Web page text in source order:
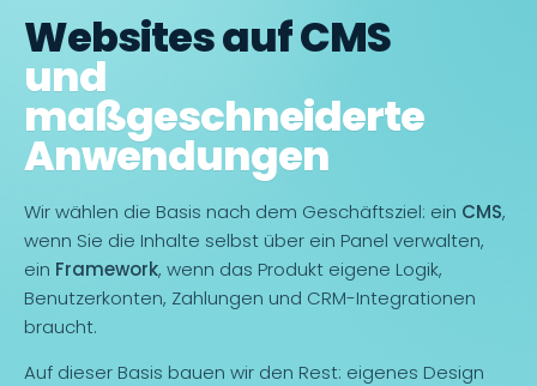
Websites auf CMS
und
maßgeschneiderte
Anwendungen
Wir wählen die Basis nach dem Geschäftsziel: ein CMS,
wenn Sie die Inhalte selbst über ein Panel verwalten,
ein Framework, wenn das Produkt eigene Logik,
Benutzerkonten, Zahlungen und CRM-Integrationen
braucht.
Auf dieser Basis bauen wir den Rest: eigenes Design